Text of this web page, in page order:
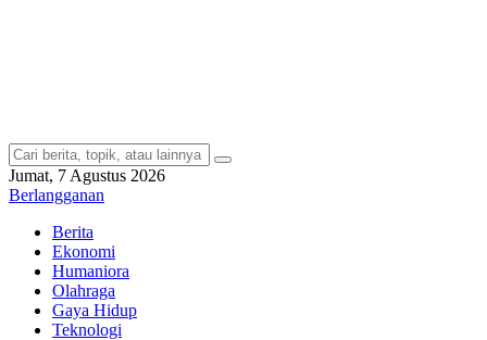
Jumat, 7 Agustus 2026
Berlangganan
Berita
Ekonomi
Humaniora
Olahraga
Gaya Hidup
Teknologi